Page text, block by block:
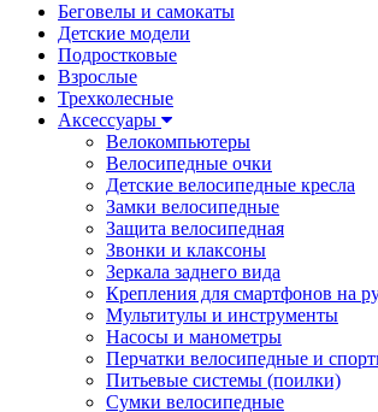
Беговелы и самокаты
Детские модели
Подростковые
Взрослые
Трехколесные
Аксессуары
Велокомпьютеры
Велосипедные очки
Детские велосипедные кресла
Замки велосипедные
Защита велосипедная
Звонки и клаксоны
Зеркала заднего вида
Крепления для смартфонов на
Мультитулы и инструменты
Насосы и манометры
Перчатки велосипедные и
Питьевые системы (поилки)
Сумки велосипедные